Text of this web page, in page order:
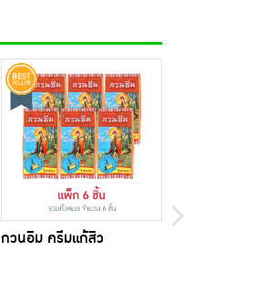
กวนอิม ครีมแก้สิว